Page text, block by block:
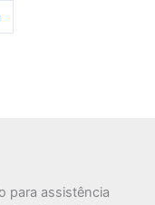
para assistência